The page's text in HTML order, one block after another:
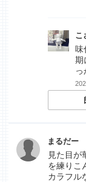
こ
味
期
っ
まるだー
見た目が
を練りこ
カラフル